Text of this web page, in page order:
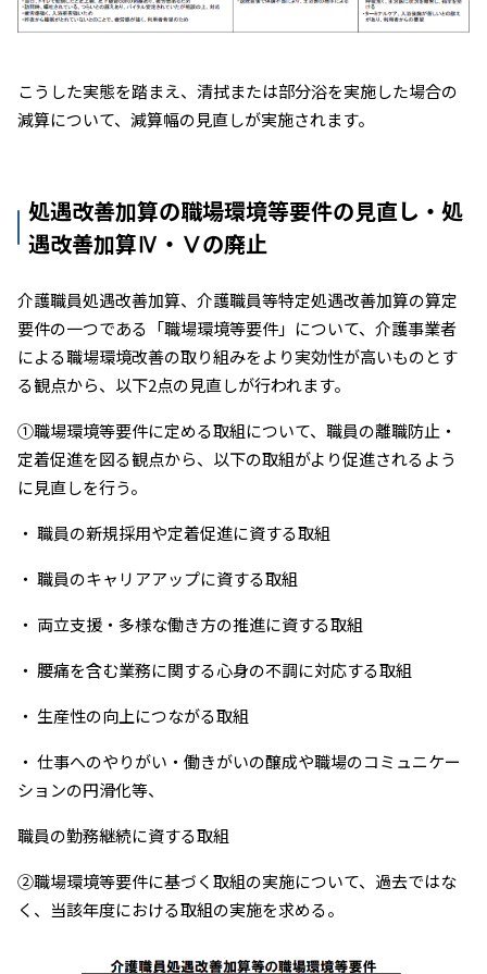
こうした実態を踏まえ、清拭または部分浴を実施した場合の
減算について、減算幅の見直しが実施されます。
処遇改善加算の職場環境等要件の見直し・処
遇改善加算Ⅳ・Ⅴの廃止
介護職員処遇改善加算、介護職員等特定処遇改善加算の算定
要件の一つである「職場環境等要件」について、介護事業者
による職場環境改善の取り組みをより実効性が高いものとす
る観点から、以下2点の見直しが行われます。
①職場環境等要件に定める取組について、職員の離職防止・
定着促進を図る観点から、以下の取組がより促進されるよう
に見直しを行う。
・ 職員の新規採用や定着促進に資する取組
・ 職員のキャリアアップに資する取組
・ 両立支援・多様な働き方の推進に資する取組
・ 腰痛を含む業務に関する心身の不調に対応する取組
・ 生産性の向上につながる取組
・ 仕事へのやりがい・働きがいの醸成や職場のコミュニケー
ションの円滑化等、
職員の勤務継続に資する取組
②職場環境等要件に基づく取組の実施について、過去ではな
く、当該年度における取組の実施を求める。